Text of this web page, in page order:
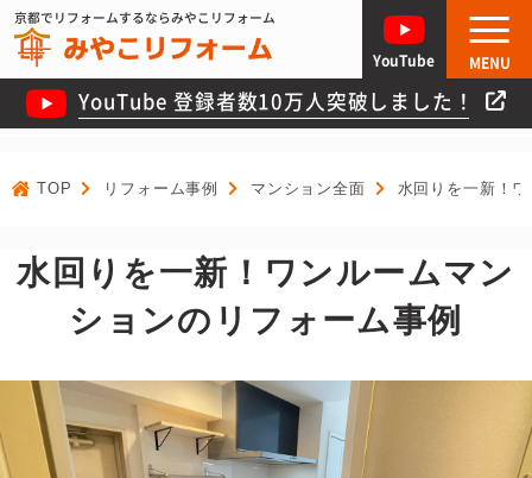
京都でリフォームするならみやこリフォーム
YouTube 登録者数10万人突破しました！
YouTube MENU
TOP リフォーム事例 マンション全面 水回りを一新！
水回りを一新！ワンルームマン
ションのリフォーム事例